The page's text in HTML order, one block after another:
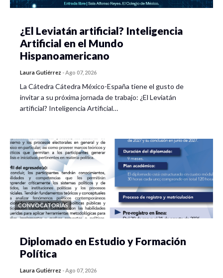
¿El Leviatán artificial? Inteligencia
Artificial en el Mundo
Hispanoamericano
Laura Gutiérrez -Ago 07, 2026
La Cátedra Cátedra México-España tiene el gusto de
invitar a su próxima jornada de trabajo: ¿El Leviatán
artificial? Inteligencia Artificial…
CONVOCATORIAS
Diplomado en Estudio y Formación
Política
Laura Gutiérrez -Ago 07, 2026